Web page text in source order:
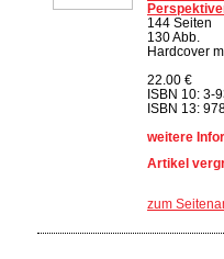
144 Seiten
130 Abb.
Hardcover
22.00 €
ISBN 10: 3-
ISBN 13:
weitere
Artikel
zum